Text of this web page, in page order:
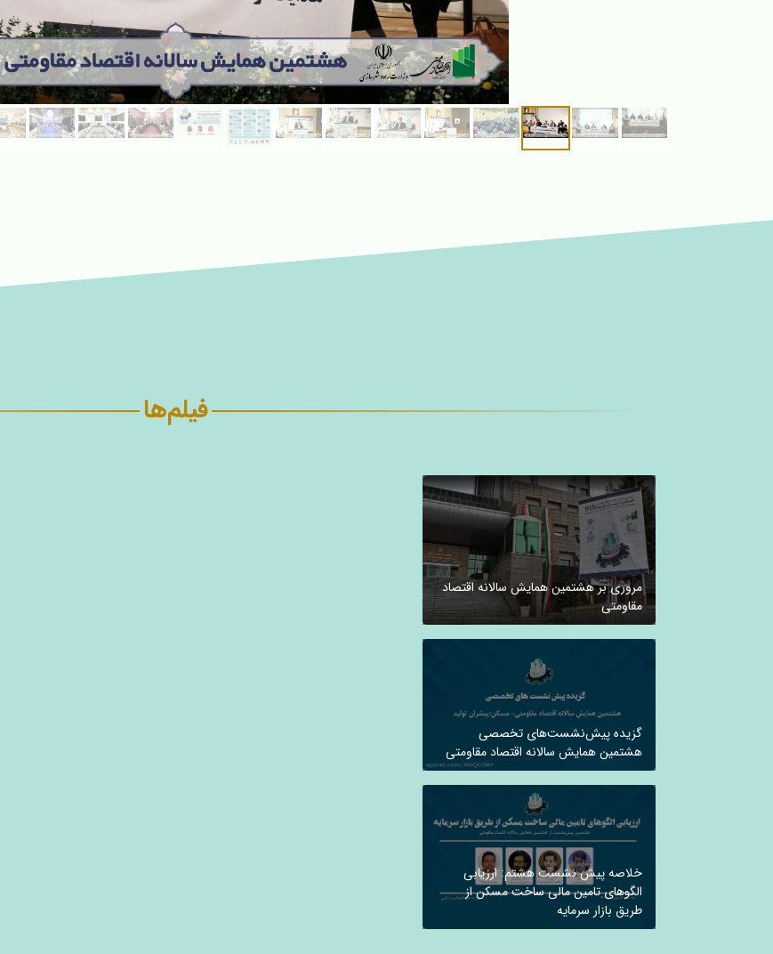
فیلم‌ها
مروری بر هشتمین همایش سالانه اقتصاد
مقاومتی
گزیده پیش‌نشست‌های تخصصی
هشتمین همایش سالانه اقتصاد مقاومتی
خلاصه پیش نشست هشتم: ارزیابی
الگوهای تامین مالی ساخت مسکن از
طریق بازار سرمایه